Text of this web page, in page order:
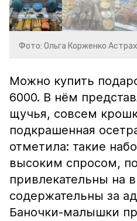
Фото: Ольга Корженко
Можно купить
6000. В нём
щучья, совсем
подкрашенная
отметила: такие
высоким спросом,
привлекательны на
содержательны за
Баночки-малышки